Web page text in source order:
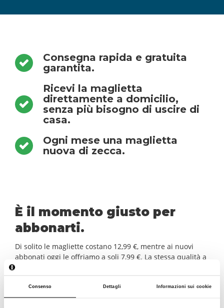
Consenso Dettagli Informazioni sui cookie
Consegna rapida e gratuita
garantita.
Ricevi la maglietta
direttamente a domicilio,
senza più bisogno di uscire di
casa.
Ogni mese una maglietta
nuova di zecca.
È il momento giusto per
abbonarti.
Di solito le magliette costano 12,99 €, mentre ai nuovi
abbonati oggi le offriamo a soli 7,99 €. La stessa qualità a
Sì, lo voglio!